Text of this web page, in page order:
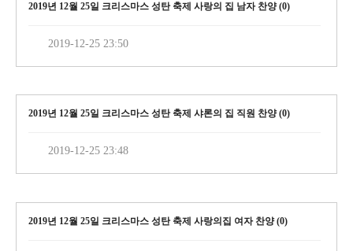
2019년 12월 25일 크리스마스 성탄 축제 사랑의 집 남자 찬양 (0)
2019-12-25 23:50
2019년 12월 25일 크리스마스 성탄 축제 샤론의 집 직원 찬양 (0)
2019-12-25 23:48
2019년 12월 25일 크리스마스 성탄 축제 사랑의집 여자 찬양 (0)